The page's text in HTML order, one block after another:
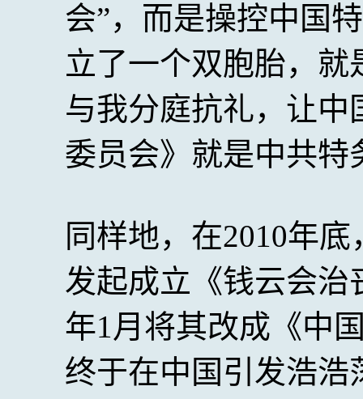
会”，而是操控中国
立了一个双胞胎，
与我分庭抗礼，让
委员会》就是中共特
同样地，在2010年
发起成立《钱云会治
年1月将其改成《中
终于在中国引发浩浩